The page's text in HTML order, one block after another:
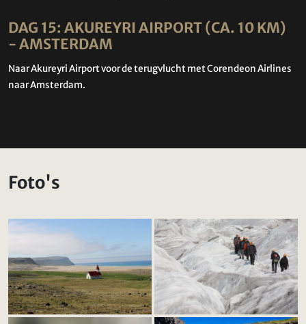
DAG 15: AKUREYRI AIRPORT (CA. 10 KM)
- AMSTERDAM
Naar Akureyri Airport voor de terugvlucht met Corendeon Airlines
naar Amsterdam.
Foto's